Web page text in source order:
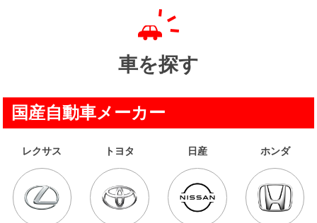
車を探す
国産自動車メーカー
レクサス トヨタ 日産 ホンダ